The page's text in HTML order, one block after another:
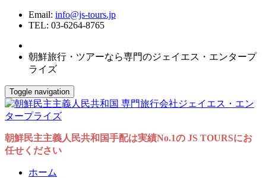
Email: info@js-tours.jp
TEL: 03-6264-8765
朝鮮旅行・ツアーなら専門のジェイエス・エンタープ
ライズ
Toggle navigation
朝鮮民主主義人民共和国手配は実績No.1の JS TOURSにお
任せください
ホーム